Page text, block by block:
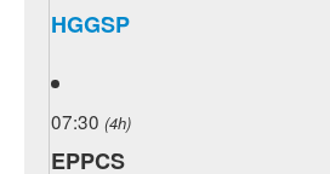
HGGSP
07:30 (4h)
EPPCS